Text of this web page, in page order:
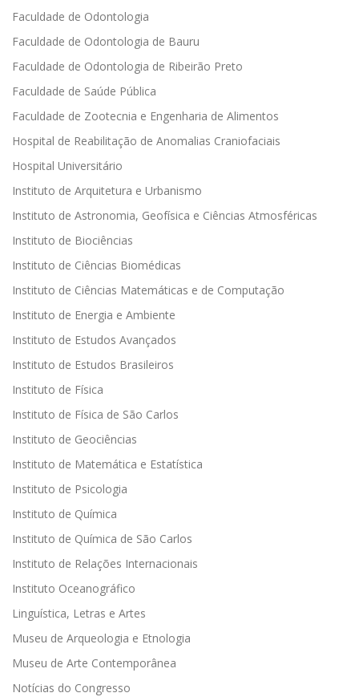
Faculdade de Odontologia
Faculdade de Odontologia de Bauru
Faculdade de Odontologia de Ribeirão Preto
Faculdade de Saúde Pública
Faculdade de Zootecnia e Engenharia de Alimentos
Hospital de Reabilitação de Anomalias Craniofaciais
Hospital Universitário
Instituto de Arquitetura e Urbanismo
Instituto de Astronomia, Geofísica e Ciências Atmosféricas
Instituto de Biociências
Instituto de Ciências Biomédicas
Instituto de Ciências Matemáticas e de Computação
Instituto de Energia e Ambiente
Instituto de Estudos Avançados
Instituto de Estudos Brasileiros
Instituto de Física
Instituto de Física de São Carlos
Instituto de Geociências
Instituto de Matemática e Estatística
Instituto de Psicologia
Instituto de Química
Instituto de Química de São Carlos
Instituto de Relações Internacionais
Instituto Oceanográfico
Linguística, Letras e Artes
Museu de Arqueologia e Etnologia
Museu de Arte Contemporânea
Notícias do Congresso